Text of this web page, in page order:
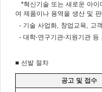
*혁신기술 또는 새로운 아
여 제품이나 용역을 생산 및
- 기술 사업화, 창업교육, 고
- 대학‧연구기관‧지원기관 등
■ 선발 절차
공고 및 접수